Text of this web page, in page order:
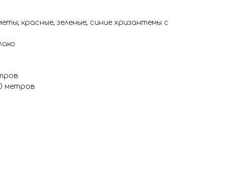
красные, зеленые, синие хризантемы с
метров